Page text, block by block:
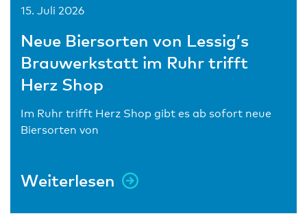
15. Juli 2026
Neue Biersorten von Lessig’s
Brauwerkstatt im Ruhr trifft
Herz Shop
Im Ruhr trifft Herz Shop gibt es ab sofort neue
Biersorten von
Weiterlesen